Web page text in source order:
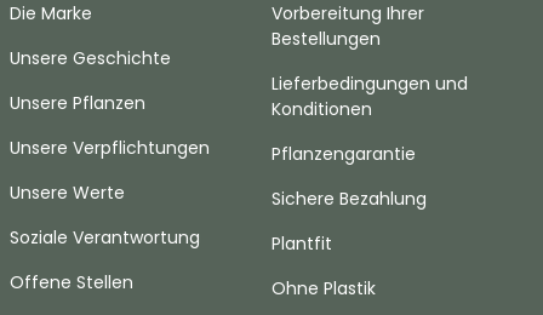
Die Marke
Unsere Geschichte
Unsere Pflanzen
Unsere Verpflichtungen
Unsere Werte
Soziale Verantwortung
Offene Stellen
Vorbereitung Ihrer
Bestellungen
Lieferbedingungen und
Konditionen
Pflanzengarantie
Sichere Bezahlung
Plantfit
Ohne Plastik